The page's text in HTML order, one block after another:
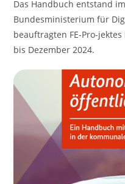
Das Handbuch entstand
Bundesministerium für
beauftragten FE-Pro-
bis Dezember 2024.